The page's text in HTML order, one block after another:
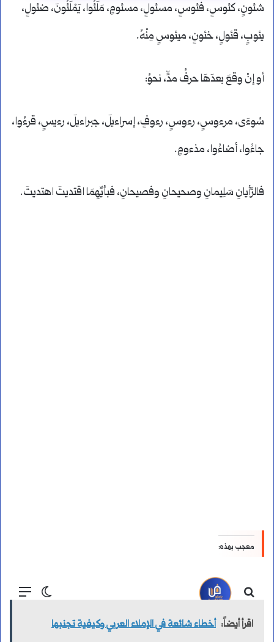
شئونٍ، كئوسٍ، فئوسٍ، مسئولٍ، مسئومٍ، مَلَئُوا، يَمْلَئُونَ، ضئولٍ،
يئوبٍ، قئولٍ، خئونٍ، ميئوسٍ مِنْهُ.
أو إنْ وقعَ بعدَهَا حرفُ مدٍّ، نحوُ:
سُوءَى، مرءوسٍ، رءوسٍ، رءوفٍ، إسراءيلَ، جبراءيلَ، رءيسٍ، قرءُوا،
جاءُوا، أضاءُوا، مذءومٍ.
فالرَّأيانِ سَلِيمانِ وصحيحانِ وفصيحانِ، فبأيِّهِمَا اقتديتَ اهتديتَ.
معجب بهذه:
اقرأ أيضاً: أخطاء شائعة في الإملاء العربي وكيفية تجنبها